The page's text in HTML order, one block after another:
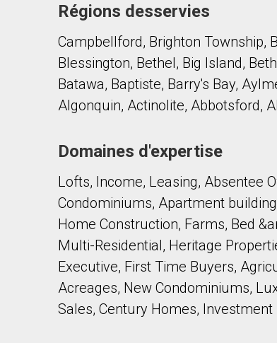
Téléphone
Message
En cliquant sur le bouton « soumettre
Régions desservies
Campbellford, Brighton Township,
Blessington, Bethel, Big Island,
Batawa, Baptiste, Barry's Bay,
Algonquin, Actinolite, Abbotsford,
Domaines d'expertise
Lofts, Income, Leasing, Absentee
Condominiums, Apartment
Home Construction, Farms, Bed
Multi-Residential, Heritage
Executive, First Time Buyers,
Acreages, New Condominiums,
Sales, Century Homes, Investment